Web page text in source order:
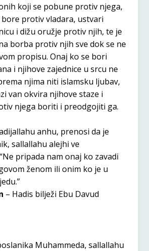
koji se pobune protiv njega,
protiv vladara, ustvari
i dižu oružje protiv njih, te je
borba protiv njih sve dok se ne
propisu. Onaj ko se bori
i njihove zajednice u srcu ne
njima niti islamsku ljubav,
van okvira njihove staze i
njega boriti i preodgojiti ga.
anhu, prenosi da je
sallallahu alejhi ve
pripada nam onaj ko zavadi
ženom ili onim ko je u
– Hadis bilježi Ebu Davud
Muhammeda, sallallahu